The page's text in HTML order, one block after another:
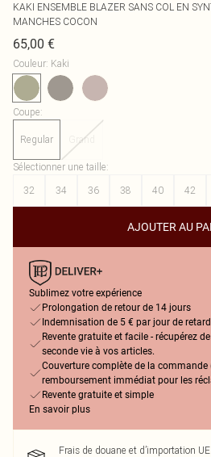
KAKI ENSEMBLE BLAZER SANS COL EN
MANCHES COCON
65,00 €
Couleur: Kaki
Coupe:
Regular Grand
Sélectionner une taille:
32
34 36 38 40 42
AJOUTER AU
Sublimez votre expérience
Prolongation de retour de 14 jours
Indemnisation de 5 € par jour de
Revente gratuite et facile - récupérez
seconde vie à vos articles.
Couverture complète de la commande
remboursement immédiat pour les
Revente gratuite et simple
En savoir plus
Frais de douane et d’importation